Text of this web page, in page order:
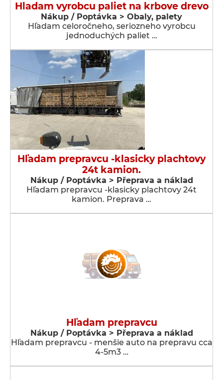
Hladam vyrobcu paliet na krbove drevo
Nákup / Poptávka > Obaly, palety
Hľadam celoročneho, seriozneho vyrobcu
jednoduchých paliet …
Hľadam prepravcu -klasicky plachtovy
24t kamion.
Nákup / Poptávka > Přeprava a náklad
Hľadam prepravcu -klasicky plachtovy 24t
kamion. Preprava …
Hľadam prepravcu
Nákup / Poptávka > Přeprava a náklad
Hľadam prepravcu - menšie auto na prepravu cca
4-5m3 …